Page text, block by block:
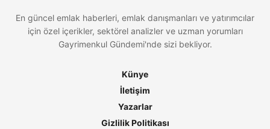
En güncel emlak haberleri, emlak danışmanları ve yatırımcılar
için özel içerikler, sektörel analizler ve uzman yorumları
Gayrimenkul Gündemi'nde sizi bekliyor.
Künye
İletişim
Yazarlar
Gizlilik Politikası